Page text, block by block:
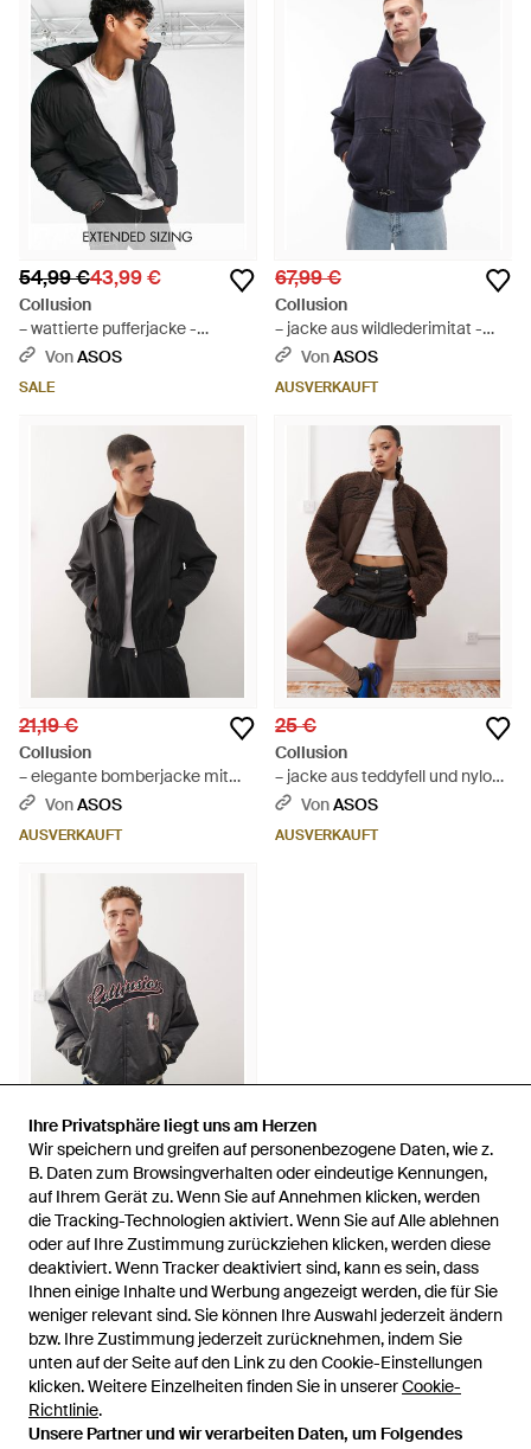
Ihre Privatsphäre liegt uns am Herzen
Wir speichern und greifen auf personenbezogene Daten, wie z.
B. Daten zum Browsingverhalten oder eindeutige Kennungen,
auf Ihrem Gerät zu. Wenn Sie auf Annehmen klicken, werden
die Tracking-Technologien aktiviert. Wenn Sie auf Alle ablehnen
oder auf Ihre Zustimmung zurückziehen klicken, werden diese
deaktiviert. Wenn Tracker deaktiviert sind, kann es sein, dass
Ihnen einige Inhalte und Werbung angezeigt werden, die für Sie
weniger relevant sind. Sie können Ihre Auswahl jederzeit ändern
bzw. Ihre Zustimmung jederzeit zurücknehmen, indem Sie
unten auf der Seite auf den Link zu den Cookie-Einstellungen
klicken. Weitere Einzelheiten finden Sie in unsererCookie-
Richtlinie.
Unsere Partner und wir verarbeiten Daten, um Folgendes
Ihre Privatsphäre liegt uns am Herzen
Wir speichern und greifen auf personenbezogene Daten, wie z.
B. Daten zum Browsingverhalten oder eindeutige Kennungen,
auf Ihrem Gerät zu. Wenn Sie auf Annehmen klicken, werden
die Tracking-Technologien aktiviert. Wenn Sie auf Alle ablehnen
oder auf Ihre Zustimmung zurückziehen klicken, werden diese
deaktiviert. Wenn Tracker deaktiviert sind, kann es sein, dass
Ihnen einige Inhalte und Werbung angezeigt werden, die für Sie
weniger relevant sind. Sie können Ihre Auswahl jederzeit ändern
bzw. Ihre Zustimmung jederzeit zurücknehmen, indem Sie
unten auf der Seite auf den Link zu den Cookie-Einstellungen
klicken. Weitere Einzelheiten finden Sie in unsererCookie-
Richtlinie.
Unsere Partner und wir verarbeiten Daten, um Folgendes
54,99 €43,99 €
Collusion
– wattierte pufferjacke -
Schwarz
VonASOS
SALE
67,99 €
Collusion
– jacke aus wildlederimitat -
BlauVonASOS
AUSVERKAUFT
21,19 €
Collusion
– elegante bomberjacke mit
nadelstreifen - Schwarz
VonASOS
AUSVERKAUFT
25 €
Collusion
– jacke aus teddyfell und nylon -
Braun
VonASOS
AUSVERKAUFT
72,50 €
Collusion
– college-bomberjacke - Grau
VonASOS
AUSVERKAUFT